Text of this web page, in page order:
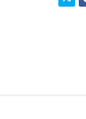
kullanılabilir. Özel